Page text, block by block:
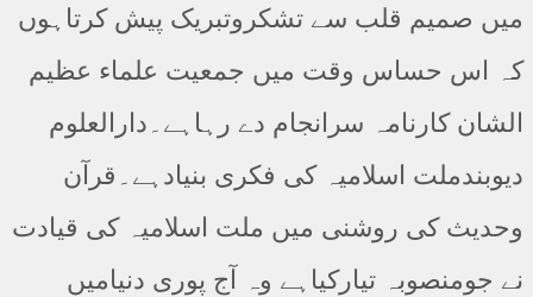
میں صمیم قلب سے تشکروتبریک پیش کرتاہوں
کہ اس حساس وقت میں جمعیت علماء عظیم
الشان کارنامہ سرانجام دے رہاہے۔دارالعلوم
دیوبندملت اسلامیہ کی فکری بنیادہے۔قرآن
وحدیث کی روشنی میں ملت اسلامیہ کی قیادت
نے جومنصوبہ تیارکیاہے وہ آج پوری دنیامیں